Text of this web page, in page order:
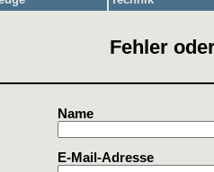
Fehler
Name
E-Mail-Adresse